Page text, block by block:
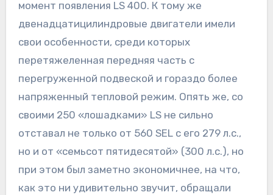
момент появления LS 400. К тому же
двенадцатицилиндровые двигатели имели
свои особенности, среди которых
перетяжеленная передняя часть с
перегруженной подвеской и гораздо более
напряженный тепловой режим. Опять же, со
своими 250 «лошадками» LS не сильно
отставал не только от 560 SEL с его 279 л.с.,
но и от «семьсот пятидесятой» (300 л.с.), но
при этом был заметно экономичнее, на что,
как это ни удивительно звучит, обращали